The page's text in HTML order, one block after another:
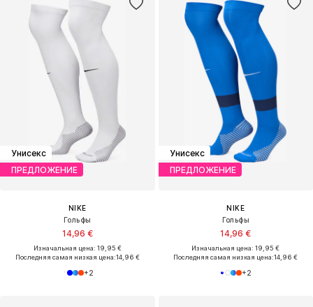
Унисекс
ПРЕДЛОЖЕНИЕ
NIKE
Гольфы
14,96 €
Изначальная цена: 19,95 €
Последняя самая низкая цена:14,96 €
+2
Унисекс
ПРЕДЛОЖЕНИЕ
NIKE
Гольфы
14,96 €
Изначальная цена: 19,95 €
Последняя самая низкая цена:14,96 €
+2